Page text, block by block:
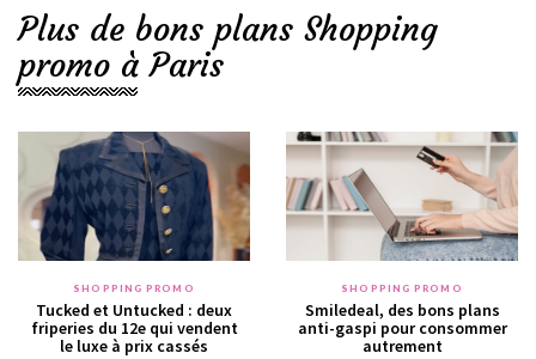
Plus de bons plans Shopping
promo à Paris
SHOPPING PROMO
Tucked et Untucked : deux
friperies du 12e qui vendent
le luxe à prix cassés
SHOPPING PROMO
Smiledeal, des bons plans
anti-gaspi pour consommer
autrement